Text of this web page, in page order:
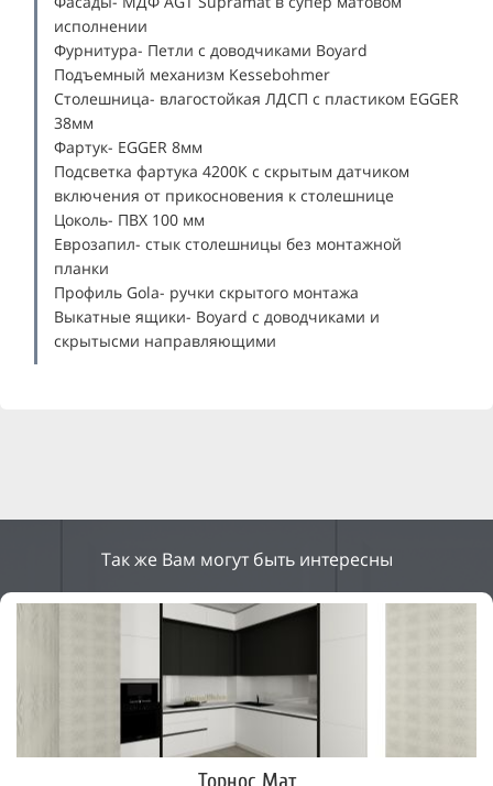
исполнении
Фурнитура- Петли с доводчиками Boyard
Подъемный механизм Kessebohmer
Столешница- влагостойкая ЛДСП с пластиком EGGER
38мм
Фартук- EGGER 8мм
Подсветка фартука 4200К с скрытым датчиком
включения от прикосновения к столешнице
Цоколь- ПВХ 100 мм
Еврозапил- стык столешницы без монтажной
планки
Профиль Gola- ручки скрытого монтажа
Выкатные ящики- Boyard с доводчиками и
скрытысми направляющими
Так же Вам могут быть интересны